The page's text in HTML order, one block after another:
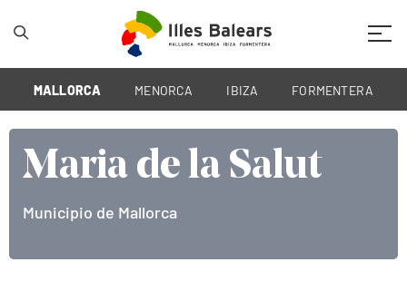
MALLORCA MENORCA IBIZA FORMENTERA
Maria de la Salut
Municipio de Mallorca